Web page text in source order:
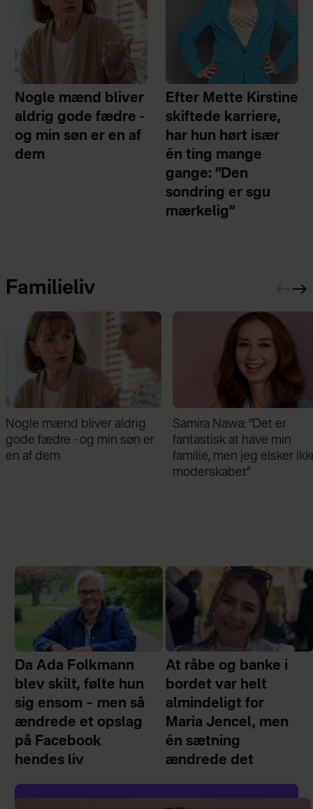
Nogle mænd bliver
aldrig gode fædre -
og min søn er en af
dem
Efter Mette Kirstine
skiftede karriere,
har hun hørt især
én ting mange
gange: ”Den
sondring er sgu
mærkelig”
Familieliv
Nogle mænd bliver aldrig
gode fædre - og min søn er
en af dem
Samira Nawa: ”Det er
fantastisk at have min
familie, men jeg elsker
moderskabet”
Da Ada Folkmann
blev skilt, følte hun
sig ensom – men så
ændrede et opslag
på Facebook
hendes liv
At råbe og banke i
bordet var helt
almindeligt for
Maria Jencel, men
én sætning
ændrede det